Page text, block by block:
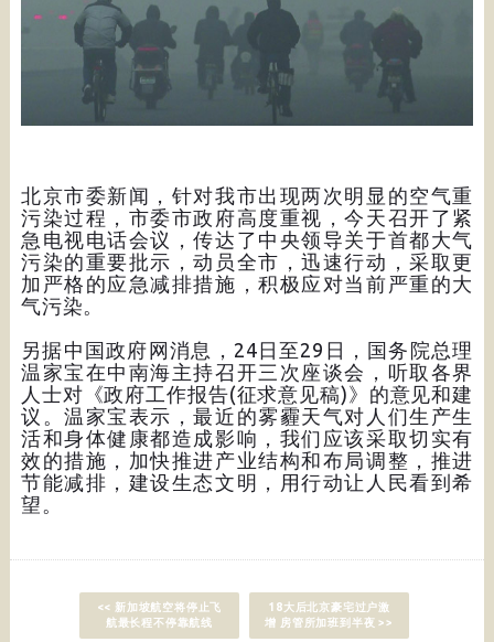
北京市委新闻，针对我市出现两次明显的空气重
污染过程，市委市政府高度重视，今天召开了紧
急电视电话会议，传达了中央领导关于首都大气
污染的重要批示，动员全市，迅速行动，采取更
加严格的应急减排措施，积极应对当前严重的大
气污染。
另据中国政府网消息，24日至29日，国务院总理
温家宝在中南海主持召开三次座谈会，听取各界
人士对《政府工作报告(征求意见稿)》的意见和建
议。温家宝表示，最近的雾霾天气对人们生产生
活和身体健康都造成影响，我们应该采取切实有
效的措施，加快推进产业结构和布局调整，推进
节能减排，建设生态文明，用行动让人民看到希
望。
<< 新加坡航空将停止飞
航最长程不停靠航线
18大后北京豪宅过户激
增 房管所加班到半夜 >>